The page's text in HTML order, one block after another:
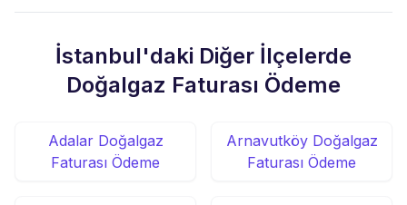
İstanbul'daki Diğer İlçelerde
Doğalgaz Faturası Ödeme
Adalar Doğalgaz
Faturası Ödeme
Arnavutköy Doğalgaz
Faturası Ödeme